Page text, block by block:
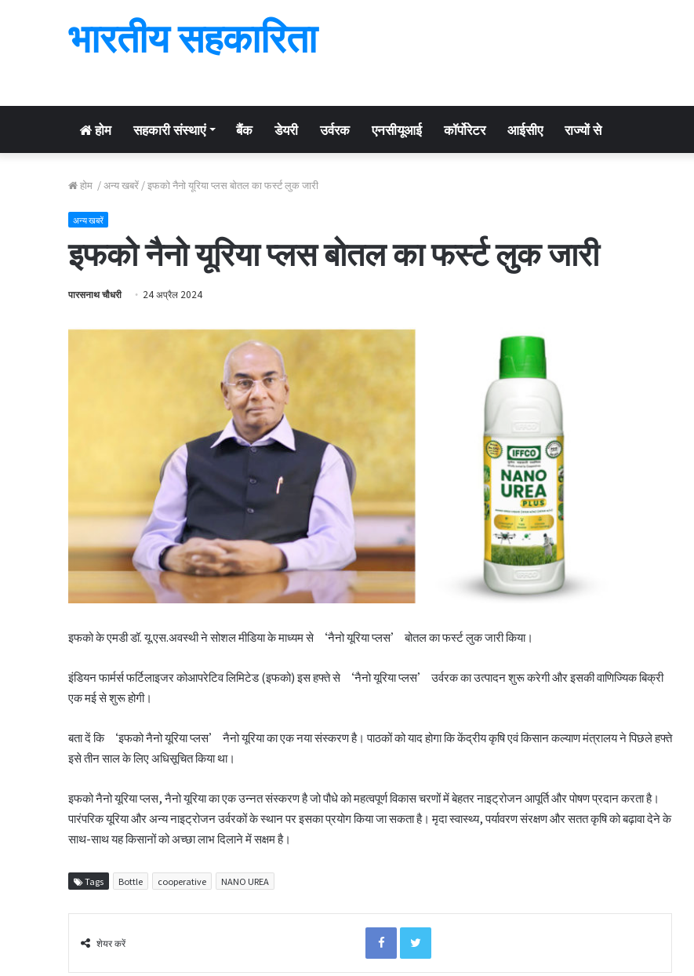
भारतीय सहकारिता
होम सहकारी संस्थाएं बैंक डेयरी उर्वरक एनसीयूआई कॉर्पोरेटर आईसीए राज्यों से
होम /अन्य खबरें /इफको नैनो यूरिया प्लस बोतल का फर्स्ट लुक जारी
अन्य खबरें
इफको नैनो यूरिया प्लस बोतल का फर्स्ट लुक जारी
पारसनाथ चौधरी 24 अप्रैल 2024
इफको के एमडी डॉ. यू.एस.अवस्थी ने सोशल मीडिया के माध्यम से ‘नैनो यूरिया प्लस’ बोतल का फर्स्ट लुक जारी किया।
इंडियन फार्मर्स फर्टिलाइजर कोआपरेटिव लिमिटेड (इफको) इस हफ्ते से ‘नैनो यूरिया प्लस’ उर्वरक का उत्पादन शुरू करेगी और इसकी वाणिज्यिक बिक्री
एक मई से शुरू होगी।
बता दें कि ‘इफको नैनो यूरिया प्लस’ नैनो यूरिया का एक नया संस्करण है। पाठकों को याद होगा कि केंद्रीय कृषि एवं किसान कल्याण मंत्रालय ने पिछले हफ्ते
इसे तीन साल के लिए अधिसूचित किया था।
इफको नैनो यूरिया प्लस, नैनो यूरिया का एक उन्नत संस्करण है जो पौधे को महत्वपूर्ण विकास चरणों में बेहतर नाइट्रोजन आपूर्ति और पोषण प्रदान करता है।
पारंपरिक यूरिया और अन्य नाइट्रोजन उर्वरकों के स्थान पर इसका प्रयोग किया जा सकता है। मृदा स्वास्थ्य, पर्यावरण संरक्षण और सतत कृषि को बढ़ावा देने के
साथ-साथ यह किसानों को अच्छा लाभ दिलाने में सक्षम है।
Tags Bottle cooperative NANO UREA
शेयर करें
FacebookTwitter
अनघा सराफ आदित्य-अनघा मल्टीस्टेट की अध्यक्ष
निर्वाचित